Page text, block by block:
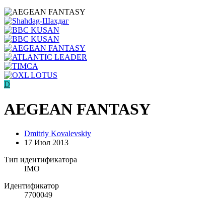
D
AEGEAN FANTASY
Dmitriy Kovalevskiy
17 Июл 2013
Тип идентификатора
IMO
Идентификатор
7700049